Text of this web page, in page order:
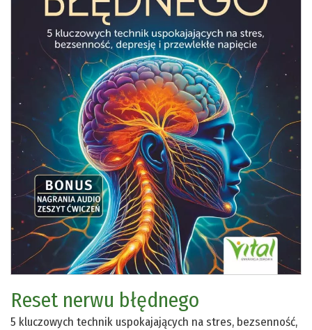
Reset nerwu błędnego
5 kluczowych technik uspokajających na stres, bezsenność,